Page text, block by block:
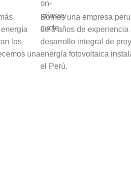
los
una
Somos una empresa
de 5 años de experiencia
desarrollo integral de
energía fotovoltaica
el Perú.